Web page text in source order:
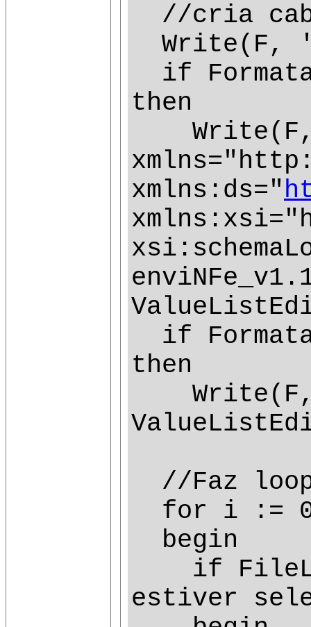
//cria
Write(F,
if
then
Write(F,
xmlns:ds="
if
then
Write(F,
//Faz loop
for i := 0
begin
if
estiver